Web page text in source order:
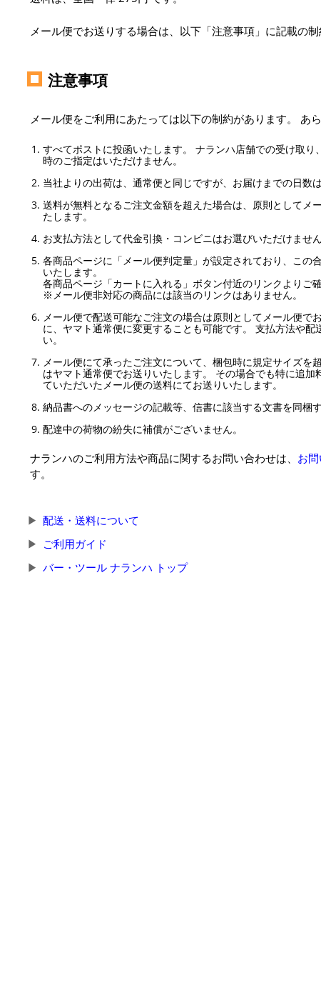
メール便でお送りする場合は、以下「注意事項」に記載の制
注意事項
メール便をご利用にあたっては以下の制約があります。 あ
すべてポストに投函いたします。 ナランハ店舗での受け取り
時のご指定はいただけません。
当社よりの出荷は、通常便と同じですが、お届けまでの日数
送料が無料となるご注文金額を超えた場合は、原則としてメ
たします。
お支払方法として代金引換・コンビニはお選びいただけません
各商品ページに「メール便判定量」が設定されており、この
いたします。
各商品ページ「カートに入れる」ボタン付近のリンクよりご確
※メール便非対応の商品には該当のリンクはありません。
メール便で配送可能なご注文の場合は原則としてメール便で
に、ヤマト通常便に変更することも可能です。 支払方法や配
い。
メール便にて承ったご注文について、梱包時に規定サイズを
はヤマト通常便でお送りいたします。 その場合でも特に追
ていただいたメール便の送料にてお送りいたします。
納品書へのメッセージの記載等、信書に該当する文書を同梱
配達中の荷物の紛失に補償がございません。
ナランハのご利用方法や商品に関するお問い合わせは、 お
す。
配送・送料について
ご利用ガイド
バー・ツール ナランハ トップ